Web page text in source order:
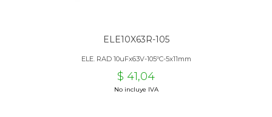
ELE10X63R-105
ELE. RAD 10uFx63V-105ºC-5x11mm
$ 41,04
No incluye IVA